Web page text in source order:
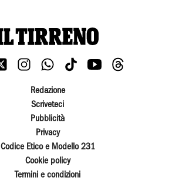
Redazione
Scriveteci
Pubblicità
Privacy
Codice Etico e Modello 231
Cookie policy
Termini e condizioni